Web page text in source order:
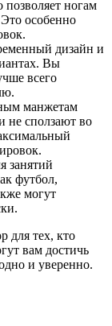
ногам
особенно
дизайн и
Вы
всего
манжетам
не сползают во
занятий
футбол,
могут
для тех, кто
вам достичь
и уверенно.